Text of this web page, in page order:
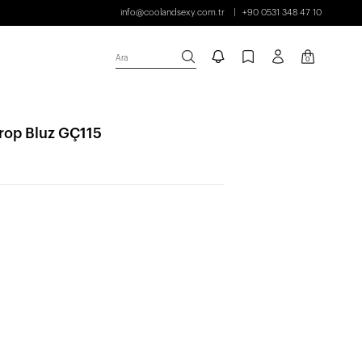
info@coolandsexy.com.tr +90 0531 348 47 10
Ara 0
Bluz GÇ115